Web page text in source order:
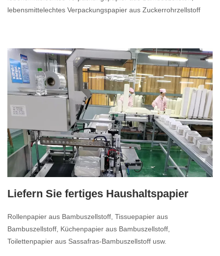
lebensmittelechtes Verpackungspapier aus Zuckerrohrzellstoff
Liefern Sie fertiges Haushaltspapier
Rollenpapier aus Bambuszellstoff, Tissuepapier aus
Bambuszellstoff, Küchenpapier aus Bambuszellstoff,
Toilettenpapier aus Sassafras-Bambuszellstoff usw.